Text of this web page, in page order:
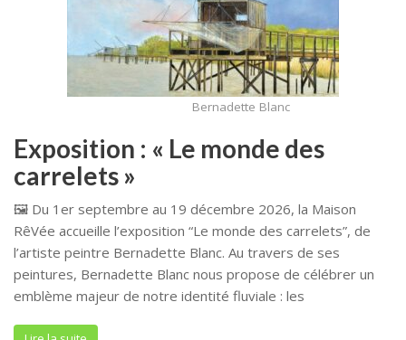
Bernadette Blanc
Exposition : « Le monde des
carrelets »
🖼️ Du 1er septembre au 19 décembre 2026, la Maison
RêVée accueille l’exposition “Le monde des carrelets”, de
l’artiste peintre Bernadette Blanc. Au travers de ses
peintures, Bernadette Blanc nous propose de célébrer un
emblème majeur de notre identité fluviale : les